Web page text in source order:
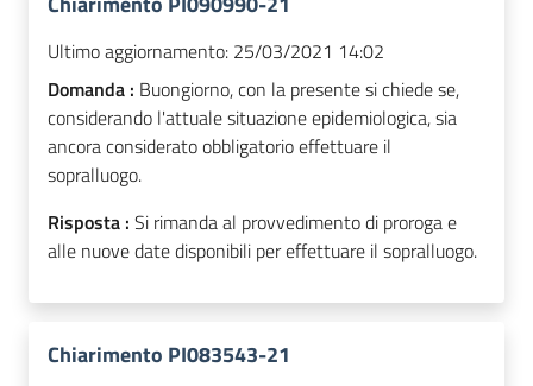
Ultimo aggiornamento: 25/03/2021 14:02
Domanda : Buongiorno, con la presente si chiede se,
considerando l'attuale situazione epidemiologica, sia
ancora considerato obbligatorio effettuare il
sopralluogo.
Risposta : Si rimanda al provvedimento di proroga e
alle nuove date disponibili per effettuare il sopralluogo.
Chiarimento PI083543-21